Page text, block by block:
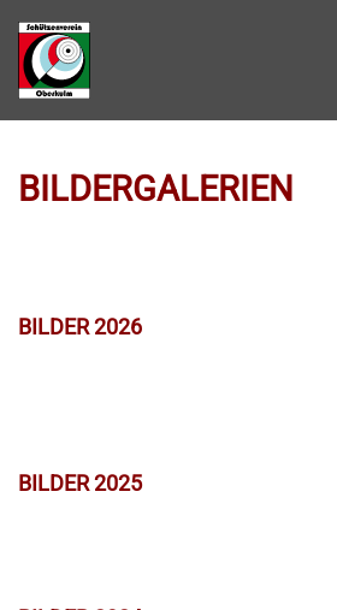
Zum Hauptinhalt springen
BILDERGALERIEN
BILDER 2026
BILDER 2025